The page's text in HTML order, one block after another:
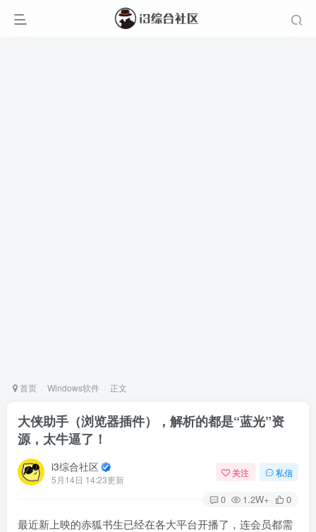
首页 Windows软件 正文
大侠助手（浏览器插件），解析的都是“蓝光”资
源，太牛逼了！
i3综合社区
5月14日 14:23更新
关注 私信
0 1.2W+ 0
最近新上映的赤狐书生已经在各大平台开播了，连会员都需